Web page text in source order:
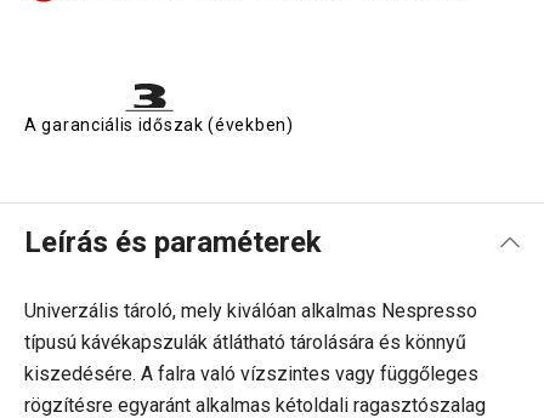
A garanciális időszak (években)
Leírás és paraméterek
Univerzális tároló, mely kiválóan alkalmas Nespresso
típusú kávékapszulák átlátható tárolására és könnyű
kiszedésére. A falra való vízszintes vagy függőleges
rögzítésre egyaránt alkalmas kétoldali ragasztószalag